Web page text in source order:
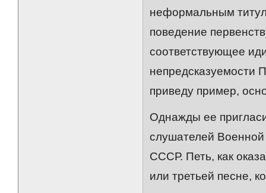
неформальным
поведение
соответствующее
непредсказуемости
приведу пример,
Однажды ее
слушателей
СССР. Петь, как
или третьей песне,